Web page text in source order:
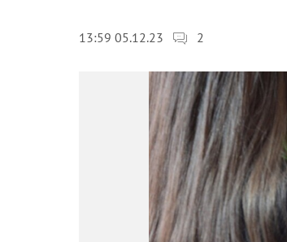
13:59 05.12.23 2